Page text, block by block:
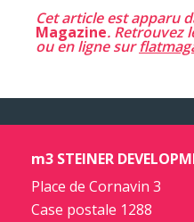
Cet article est apparu
Magazine. Retrouvez
ou en ligne sur
m3 STEINER
Place de Cornavin 3
Case postale 1288